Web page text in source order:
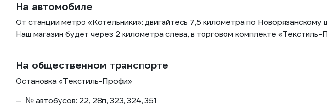
На автомобиле
От станции метро «Котельники»: двигайтесь 7,5 километра по
Наш магазин будет через 2 километра слева, в торговом комплекте «Текстиль-
На общественном транспорте
Остановка «Текстиль-Профи»
№ автобусов: 22, 28п, 323, 324, 351